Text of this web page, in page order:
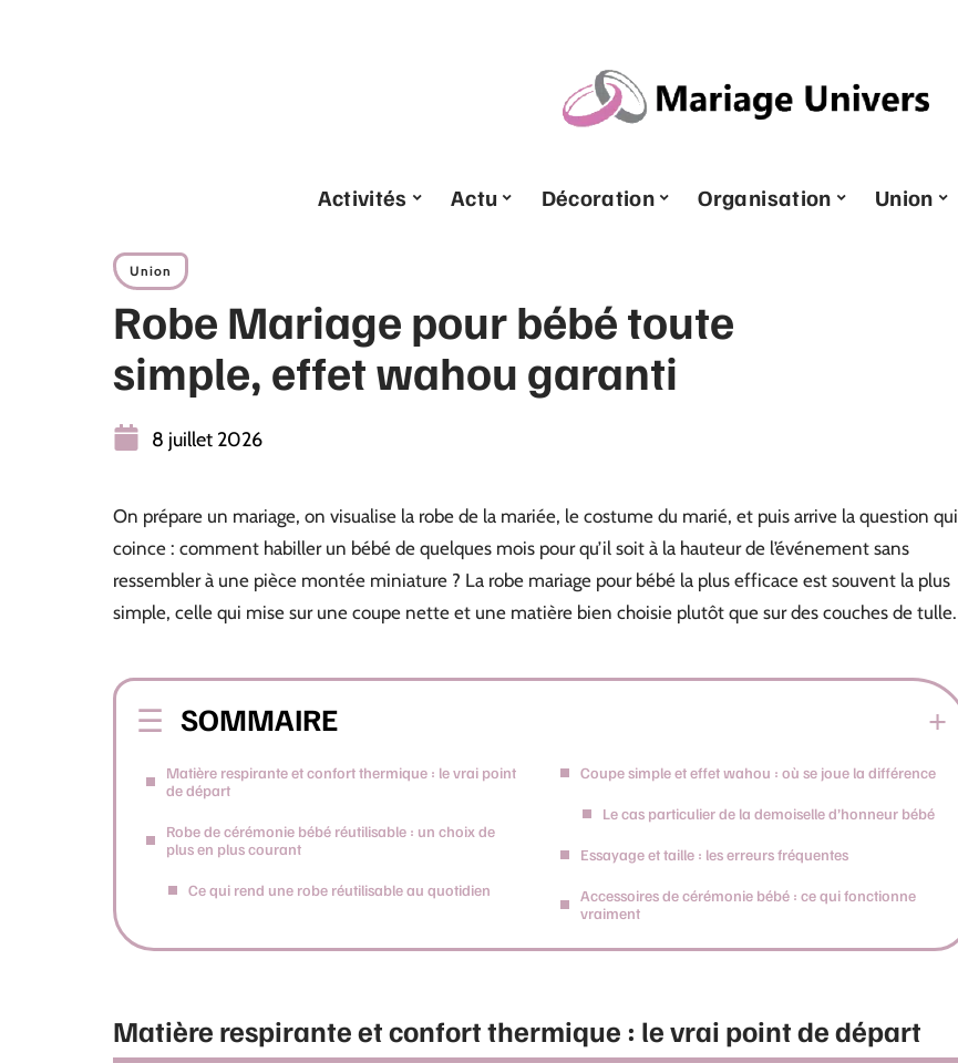
Activités Actu Décoration Organisation Union
Union
Robe Mariage pour bébé toute
simple, effet wahou garanti
8 juillet 2026
On prépare un mariage, on visualise la robe de la mariée, le costume du marié, et puis arrive la question qui
coince : comment habiller un bébé de quelques mois pour qu’il soit à la hauteur de l’événement sans
ressembler à une pièce montée miniature ? La robe mariage pour bébé la plus efficace est souvent la plus
simple, celle qui mise sur une coupe nette et une matière bien choisie plutôt que sur des couches de tulle.
SOMMAIRE
Matière respirante et confort thermique : le vrai point
de départ
Robe de cérémonie bébé réutilisable : un choix de
plus en plus courant
Ce qui rend une robe réutilisable au quotidien
Coupe simple et effet wahou : où se joue la différence
Le cas particulier de la demoiselle d’honneur bébé
Essayage et taille : les erreurs fréquentes
Accessoires de cérémonie bébé : ce qui fonctionne
vraiment
Matière respirante et confort thermique : le vrai point de départ